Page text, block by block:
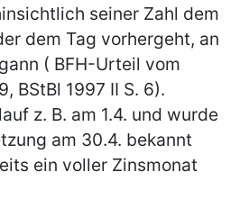
seiner Zahl dem
dem Tag vorhergeht, an
( BFH-Urteil vom
BStBl 1997 II S. 6).
z. B. am 1.4. und wurde
am 30.4. bekannt
ein voller Zinsmonat